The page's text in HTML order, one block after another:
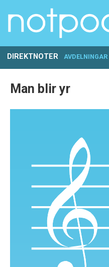
DIREKTNOTER AVDELNINGAR
Man blir yr